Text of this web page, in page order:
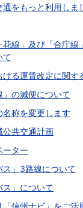
をもっと利用しま
線」及び「合庁線
て
る運賃改定に関す
の減便について
称を変更します
公共交通計画
ーター
」3路線について
」について
信州ナビ」をご活